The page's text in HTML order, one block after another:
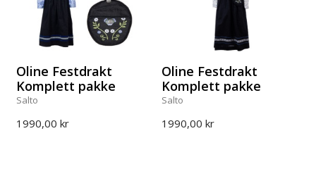
Oline Festdrakt
Komplett pakke
Salto
1990,00 kr
Oline Festdrakt
Komplett pakke
Salto
1990,00 kr